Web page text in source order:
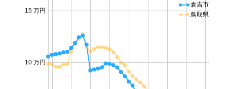
10 万円
15 万円
倉吉市
鳥取県